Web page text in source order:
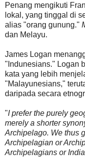
Penang mengikuti
lokal, yang tinggal di
alias "orang gunung."
dan Melayu.
James Logan
"Indunesians." Logan
kata yang lebih
"Malayunesians,"
daripada secara
"I prefer the purely
merely a shorter
Archipelago. We thus
Archipelagian or
Archipelagians or